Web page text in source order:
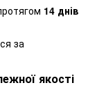
14 днів
за
якості